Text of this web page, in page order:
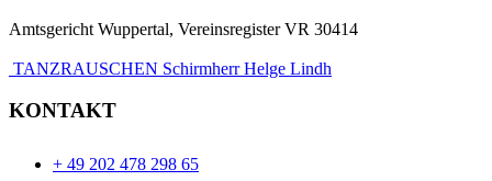
Amtsgericht Wuppertal, Vereinsregister VR 30414
TANZRAUSCHEN Schirmherr Helge Lindh
KONTAKT
+ 49 202 478 298 65